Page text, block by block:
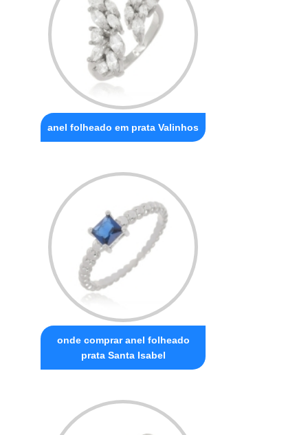
anel folheado em prata Valinhos
onde comprar anel folheado
prata Santa Isabel